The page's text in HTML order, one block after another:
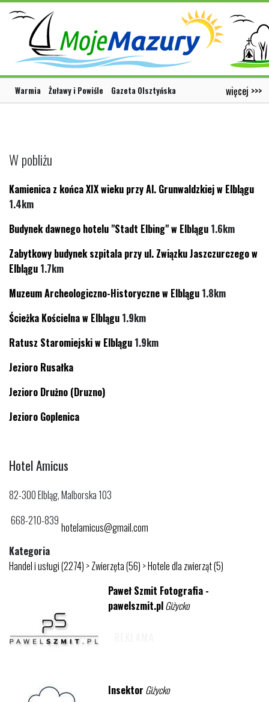
Warmia Żuławy i Powiśle Gazeta Olsztyńska więcej >>>
W pobliżu
Kamienica z końca XIX wieku przy Al. Grunwaldzkiej w Elblągu
1.4km
Budynek dawnego hotelu "Stadt Elbing" w Elblągu 1.6km
Zabytkowy budynek szpitala przy ul. Związku Jaszczurczego w
Elblągu 1.7km
Muzeum Archeologiczno-Historyczne w Elblągu 1.8km
Ścieżka Kościelna w Elblągu 1.9km
Ratusz Staromiejski w Elblągu 1.9km
Jezioro Rusałka
Jezioro Drużno (Druzno)
Jezioro Goplenica
Hotel Amicus
82-300 Elbląg, Malborska 103
668-210-839 hotelamicus@gmail.com
Kategoria
Handel i usługi (2274) >Zwierzęta (56) >Hotele dla zwierząt (5)
Paweł Szmit Fotografia -
pawelszmit.plGiżycko
Insektor Giżycko